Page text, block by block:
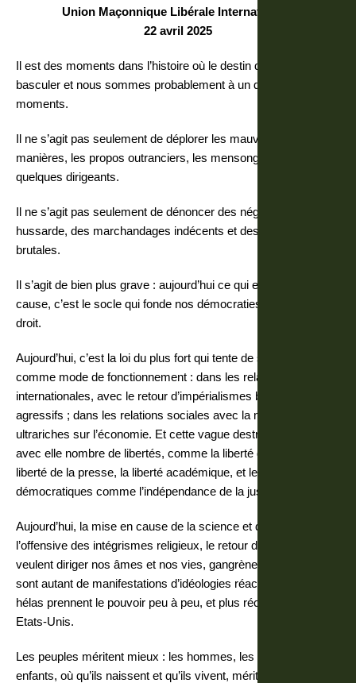
Union Maçonnique Libérale Internationale
22 avril 2025
Il est des moments dans l’histoire où le destin du monde peut
basculer et nous sommes probablement à un de ces
moments.
Il ne s’agit pas seulement de déplorer les mauvaises
manières, les propos outranciers, les mensonges éhontés de
quelques dirigeants.
Il ne s’agit pas seulement de dénoncer des négociations à la
hussarde, des marchandages indécents et des méthodes
brutales.
Il s’agit de bien plus grave : aujourd’hui ce qui est remis en
cause, c’est le socle qui fonde nos démocraties et l’État de
droit.
Aujourd’hui, c’est la loi du plus fort qui tente de s’imposer
comme mode de fonctionnement : dans les relations
internationales, avec le retour d’impérialismes brutaux et
agressifs ; dans les relations sociales avec la mainmise des
ultrariches sur l’économie. Et cette vague destructrice emporte
avec elle nombre de libertés, comme la liberté d’expression, la
liberté de la presse, la liberté académique, et les garanties
démocratiques comme l’indépendance de la justice …
Aujourd’hui, la mise en cause de la science et de la raison,
l’offensive des intégrismes religieux, le retour des dogmes qui
veulent diriger nos âmes et nos vies, gangrènent les esprits, et
sont autant de manifestations d’idéologies réactionnaires qui
hélas prennent le pouvoir peu à peu, et plus récemment aux
Etats-Unis.
Les peuples méritent mieux : les hommes, les femmes, les
enfants, où qu’ils naissent et qu’ils vivent, méritent de vivre